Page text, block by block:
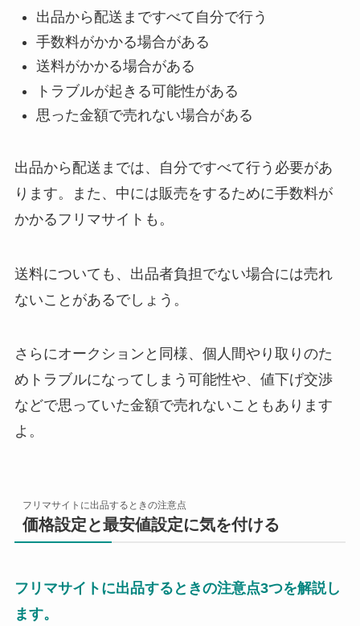
出品から配送まですべて自分で行う
手数料がかかる場合がある
送料がかかる場合がある
トラブルが起きる可能性がある
思った金額で売れない場合がある
出品から配送までは、自分ですべて行う必要があ
ります。また、中には販売をするために手数料が
かかるフリマサイトも。
送料についても、出品者負担でない場合には売れ
ないことがあるでしょう。
さらにオークションと同様、個人間やり取りのた
めトラブルになってしまう可能性や、値下げ交渉
などで思っていた金額で売れないこともあります
よ。
フリマサイトに出品するときの注意点
価格設定と最安値設定に気を付ける
フリマサイトに出品するときの注意点3つを解説し
ます。